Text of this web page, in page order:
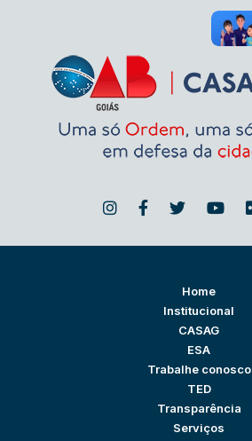
Home
Institucional
CASAG
ESA
Trabalhe conosco
TED
Transparência
Serviços